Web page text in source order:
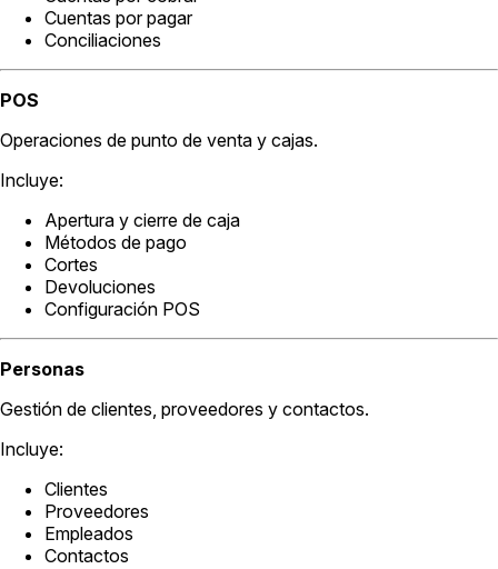
Cuentas por pagar
Conciliaciones
POS
Operaciones de punto de venta y cajas.
Incluye:
Apertura y cierre de caja
Métodos de pago
Cortes
Devoluciones
Configuración POS
Personas
Gestión de clientes, proveedores y contactos.
Incluye:
Clientes
Proveedores
Empleados
Contactos